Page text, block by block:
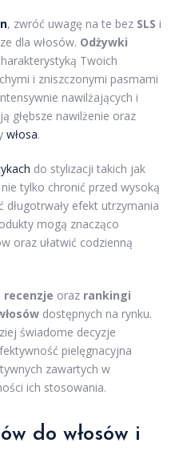
, zwróć uwagę na te bez SLS i
dla włosów. Odżywki
Twoich
i zniszczonymi pasmami
nawilżających i
głębsze nawilżenie oraz
włosa.
do stylizacji takich jak
tylko chronić przed wysoką
efekt utrzymania
mogą znacząco
oraz ułatwić codzienną
recenzje oraz rankingi
dostępnych na rynku.
świadome decyzje
pielęgnacyjna
zawartych w
ich stosowania.
do włosów i